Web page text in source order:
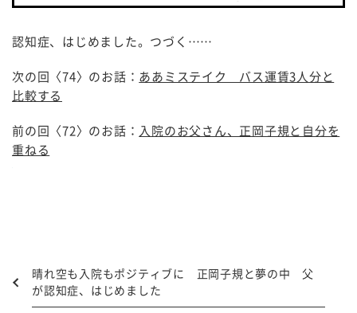
認知症、はじめました。つづく……
次の回〈74〉のお話： ああミステイク バス運賃3人分と
比較する
前の回〈72〉のお話： 入院のお父さん、正岡子規と自分を
重ねる
晴れ空も入院もポジティブに 正岡子規と夢の中 父
が認知症、はじめました